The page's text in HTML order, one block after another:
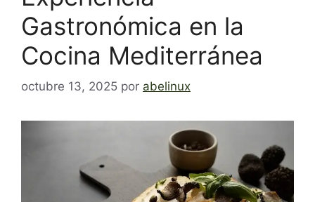
Gastronómica en la
Cocina Mediterránea
octubre 13, 2025 por abelinux